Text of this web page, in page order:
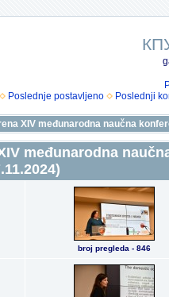
Poslednje postavljeno Poslednji
XIV međunarodna naučna
međunarodna
broj pregleda - 846